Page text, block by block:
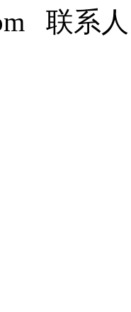
联系